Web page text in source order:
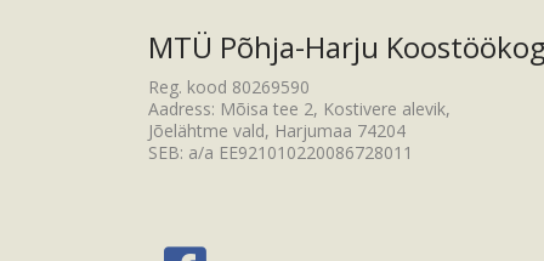
MTÜ Põhja-Harju
Reg. kood 80269590
Aadress: Mõisa tee 2, Kostivere alevik,
Jõelähtme vald, Harjumaa 74204
SEB: a/a EE921010220086728011